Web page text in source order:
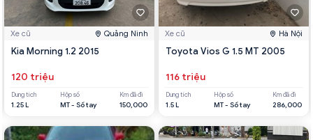
Xe cũ Quảng Ninh
Kia Morning 1.2 2015
120 triệu
Dung tích
1.25 L
Hộp số
MT - Số tay
Km đã đi
150,000
Xe cũ Hà Nội
Toyota Vios G 1.5 MT 2005
116 triệu
Dung tích
1.5 L
Hộp số
MT - Số tay
Km đã đi
286,000